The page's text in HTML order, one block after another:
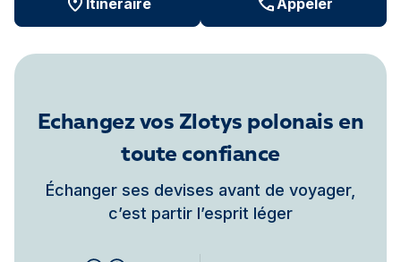
Echangez vos Zlotys polonais en
toute confiance
Échanger ses devises avant de voyager,
c’est partir l’esprit léger